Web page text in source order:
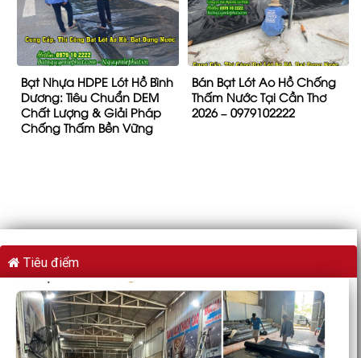
Bạt Nhựa HDPE Lót Hồ Bình
Dương: Tiêu Chuẩn DEM
Chất Lượng & Giải Pháp
Chống Thấm Bền Vững
Bán Bạt Lót Ao Hồ Chống
Thấm Nước Tại Cần Thơ
2026 – 0979102222
Tiêu điểm